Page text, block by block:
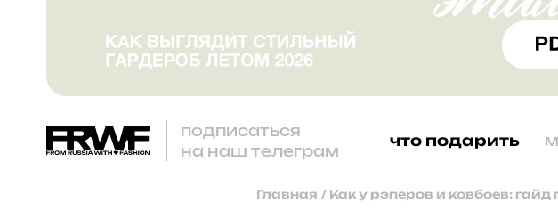
подписаться
на наш телеграм
что подарить
Главная / Как у рэперов и ковбоев: